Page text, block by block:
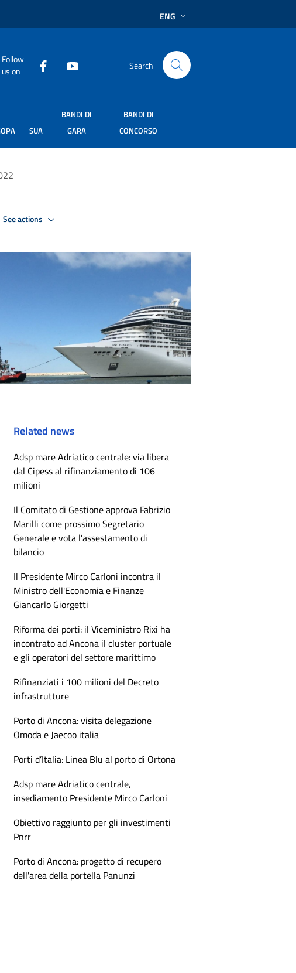
ENG
Follow
us on
Search
SUA
BANDI DI
GARA
BANDI DI
CONCORSO
See actions
Related news
Adsp mare Adriatico centrale: via libera
dal Cipess al rifinanziamento di 106
milioni
Il Comitato di Gestione approva Fabrizio
Marilli come prossimo Segretario
Generale e vota l'assestamento di
bilancio
Il Presidente Mirco Carloni incontra il
Ministro dell'Economia e Finanze
Giancarlo Giorgetti
Riforma dei porti: il Viceministro Rixi ha
incontrato ad Ancona il cluster portuale
e gli operatori del settore marittimo
Rifinanziati i 100 milioni del Decreto
infrastrutture
Porto di Ancona: visita delegazione
Omoda e Jaecoo italia
Porti d’Italia: Linea Blu al porto di Ortona
Adsp mare Adriatico centrale,
insediamento Presidente Mirco Carloni
Obiettivo raggiunto per gli investimenti
Pnrr
Porto di Ancona: progetto di recupero
dell'area della portella Panunzi